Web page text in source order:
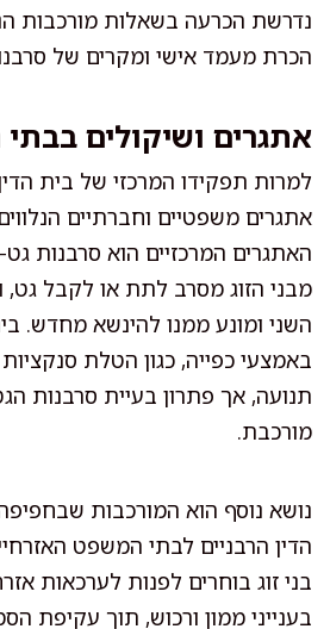
נדרשת הכרעה בשאלות מורכבות
הכרת מעמד אישי ומקרים של
אתגרים ושיקולים בבתי
למרות תפקידו המרכזי של בית
אתגרים משפטיים וחברתיים
האתגרים המרכזיים הוא סרבנות
מבני הזוג מסרב לתת או לקבל גט,
השני ומונע ממנו להינשא מחדש.
באמצעי כפייה, כגון הטלת
תנועה, אך פתרון בעיית סרבנות
מורכבת.
נושא נוסף הוא המורכבות
הדין הרבניים לבתי המשפט
בני זוג בוחרים לפנות לערכאות
בענייני ממון ורכוש, תוך עקיפת